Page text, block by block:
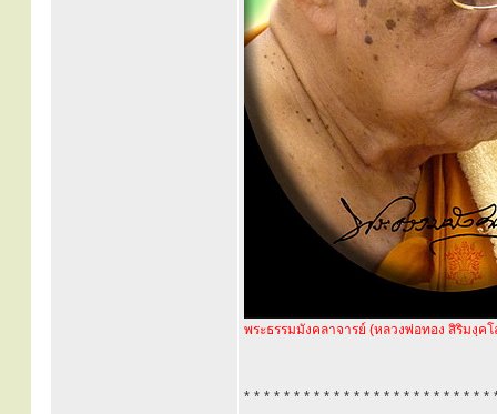
พระธรรมมังคลาจารย์ (หลวงพ่อทอง สิริมงฺคโ
* * * * * * * * * * * * * * * * * * * * * * * * *